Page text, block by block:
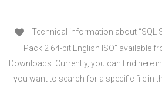
Technical information about “SQL
Pack 2 64-bit English ISO” available
Downloads. Currently, you can find here
you want to search for a specific file in